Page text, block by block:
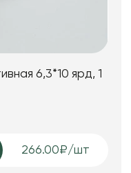
6,3*10 ярд, 1
266.00₽/шт